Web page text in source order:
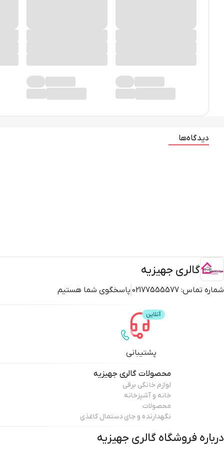
گالری جهیزیه
شماره تماس: 02177555577 پاسخگوی شما هستیم
پشتیبانی
محصولات گالری جهیزیه
لوازم خانگی برقی
خانه و آشپزخانه
محصولات
نگهدارنده و جای دستمال کاغذی
درباره فروشگاه گالری جهیزیه